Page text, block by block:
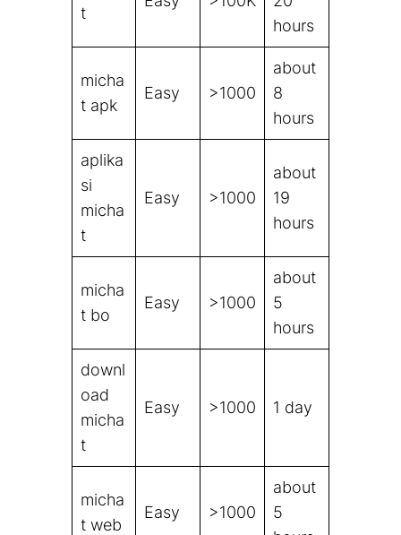
t
hours
micha
t apk
Easy >1000
about
8
hours
aplika
si
micha
t
Easy >1000
about
19
hours
micha
t bo
Easy >1000
about
5
hours
downl
oad
micha
t
Easy >1000 1 day
micha
t web
Easy >1000
about
5